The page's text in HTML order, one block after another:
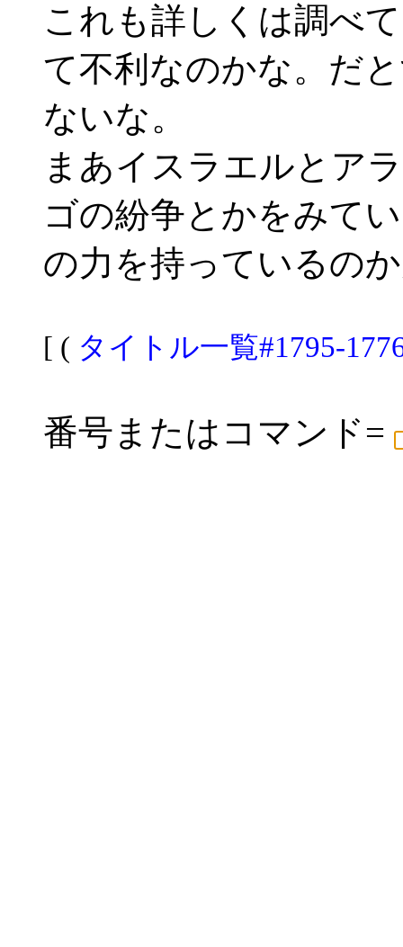
これも詳しくは調べ
て不利なのかな。だ
ないな。
まあイスラエルとア
ゴの紛争とかをみて
の力を持っているの
[ ( タイトル一覧#1795-
番号またはコマンド=